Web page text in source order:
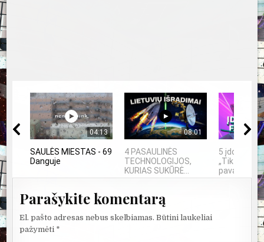
04:13
SAULĖS MIESTAS - 69
Danguje
08:01
4 PASAULINĖS
TECHNOLOGIJOS,
KURIAS SUKŪRĖ...
5 įdomūs
„TikTok“:
Parašykite komentarą
El. pašto adresas nebus skelbiamas. Būtini laukeliai
pažymėti *